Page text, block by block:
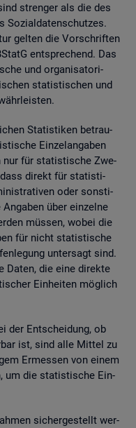
stren­ger als die des
So­zi­al­da­ten­schut­zes.
gel­ten die Vor­schrif­ten
ent­spre­chend. Das
und or­ga­ni­sa­to­ri­
sta­tis­ti­schen und
Sta­tis­ti­ken be­trau­
Ein­zel­an­ga­ben
nur für sta­tis­ti­sche Zwe­
dass di­rekt für sta­tis­ti­
oder sons­ti­
über ein­zel­ne
müs­sen, wobei die
für nicht sta­tis­ti­sche
un­ter­sagt sind.
Daten, die eine di­rek­te
Ein­hei­ten mög­lich
der Ent­schei­dung, ob
ist, sind alle Mit­tel zu
Er­mes­sen von einem
um die sta­tis­ti­sche Ein­
si­cher­ge­stellt wer­